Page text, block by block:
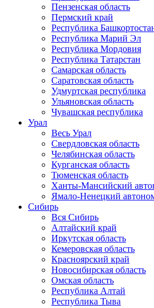
Пензенская область
Пермский край
Республика
Республика Марий Эл
Республика Мордовия
Республика Татарстан
Самарская область
Саратовская область
Удмуртская республика
Ульяновская область
Чувашская республика
Урал
Весь Урал
Свердловская область
Челябинская область
Курганская область
Тюменская область
Ханты-Мансийский
Ямало-Ненецкий
Сибирь
Вся Сибирь
Алтайский край
Иркутская область
Кемеровская область
Красноярский край
Новосибирская область
Омская область
Республика Алтай
Республика Тыва